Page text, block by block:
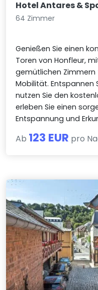
Hotel Antares &
64 Zimmer
Genießen Sie einen
Toren von Honfleur,
gemütlichen
Mobilität. Entspannen
nutzen Sie den
erleben Sie einen
Entspannung und
Ab 123 EUR pro